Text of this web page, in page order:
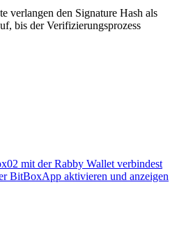
verlangen den Signature Hash als
bis der Verifizierungsprozess
mit der Rabby Wallet verbindest
BitBoxApp aktivieren und anzeigen